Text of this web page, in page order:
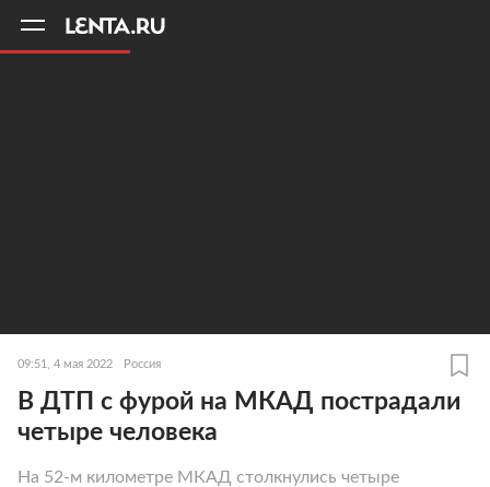
09:51, 4 мая 2022 Россия
В ДТП с фурой на МКАД пострадали
четыре человека
На 52-м километре МКАД столкнулись четыре